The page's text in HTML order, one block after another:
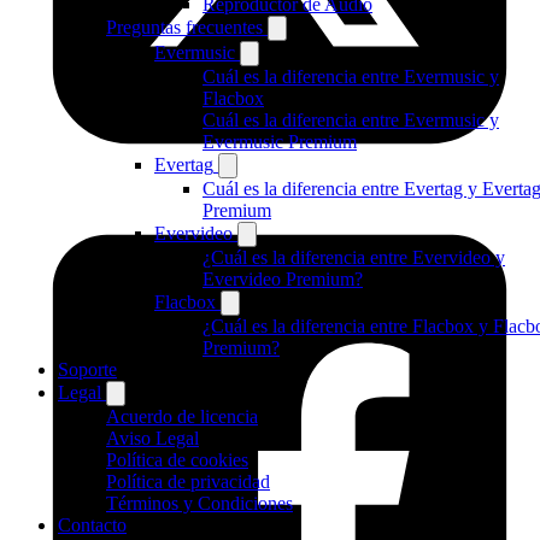
Reproductor de Audio
Preguntas frecuentes
Evermusic
Cuál es la diferencia entre Evermusic y
Flacbox
Cuál es la diferencia entre Evermusic y
Evermusic Premium
Evertag
Cuál es la diferencia entre Evertag y Evertag
Premium
Evervideo
¿Cuál es la diferencia entre Evervideo y
Evervideo Premium?
Flacbox
¿Cuál es la diferencia entre Flacbox y
Premium?
Soporte
Legal
Acuerdo de licencia
Aviso Legal
Política de cookies
Política de privacidad
Términos y Condiciones
Contacto